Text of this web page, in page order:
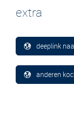
extra
deeplink
anderen